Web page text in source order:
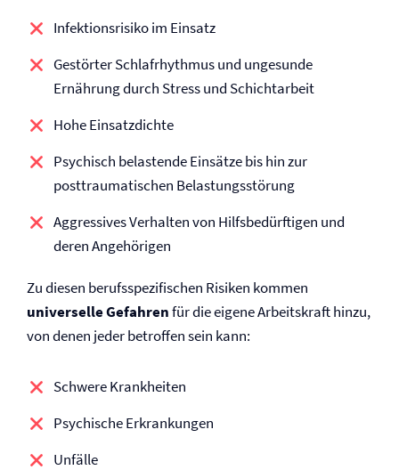
Infektionsrisiko im Einsatz
Gestörter Schlafrhythmus und ungesunde
Ernährung durch Stress und Schichtarbeit
Hohe Einsatzdichte
Psychisch belastende Einsätze bis hin zur
posttraumatischen Belastungsstörung
Aggressives Verhalten von Hilfsbedürftigen und
deren Angehörigen
Zu diesen berufsspezifischen Risiken kommen
universelle Gefahrenfür die eigene Arbeitskraft hinzu,
von denen jeder betroffen sein kann:
Schwere Krankheiten
Psychische Erkrankungen
Unfälle